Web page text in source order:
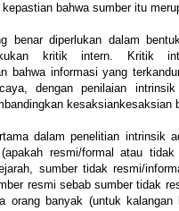
bahwa sumber itu
benar diperlukan dalam
kritik intern. Kritik
bahwa informasi yang
dengan penilaian
kesaksiankesaksian
dalam penelitian intrinsik
resmi/formal atau tidak
sumber tidak resmi/
resmi sebab sumber tidak
orang banyak (untuk kalangan